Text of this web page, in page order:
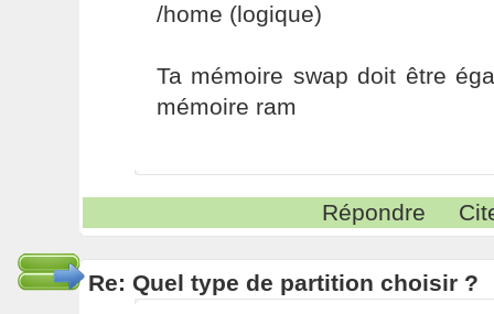
/home (logique)
Ta mémoire swap doit être
mémoire ram
Répondre
Re: Quel type de partition choisir ?